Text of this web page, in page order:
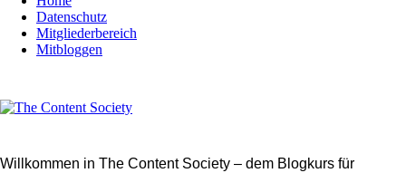
Datenschutz
Mitgliederbereich
Mitbloggen
Willkommen in The Content Society – dem Blogkurs für